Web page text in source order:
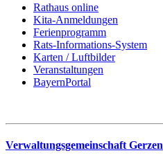
Rathaus online
Kita-Anmeldungen
Ferienprogramm
Rats-Informations-System
Karten / Luftbilder
Veranstaltungen
BayernPortal
Verwaltungsgemeinschaft Gerzen